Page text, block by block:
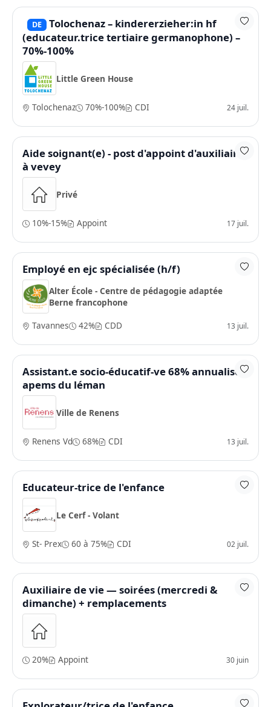
DE
Tolochenaz – kindererzieher:in hf
(educateur.trice tertiaire germanophone) –
70%-100%
Little Green House
Tolochenaz 70%-100% CDI 24 juil.
Aide soignant(e) - post d'appoint d'auxiliaire
à vevey
Privé
10%-15% Appoint 17 juil.
Employé en ejc spécialisée (h/f)
Alter École - Centre de pédagogie adaptée
Berne francophone
Tavannes
42% CDD 13 juil.
Assistant.e socio-éducatif-ve 68% annualisé -
apems du léman
Ville de Renens
Renens Vd 68% CDI 13 juil.
Educateur-trice de l'enfance
Le Cerf - Volant
St- Prex 60 à 75% CDI 02 juil.
Auxiliaire de vie — soirées (mercredi &
dimanche) + remplacements
20% Appoint 30 juin